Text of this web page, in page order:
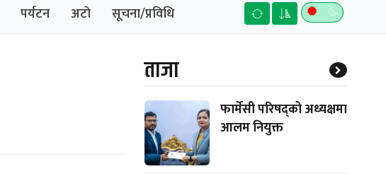
पर्यटन अटाे सूचना/प्रविधि
ताजा
फार्मेसी परिषद्को अध्यक्षमा
आलम नियुक्त